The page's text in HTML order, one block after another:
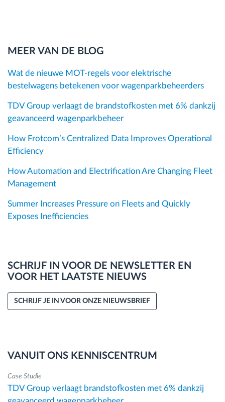
MEER VAN DE BLOG
Wat de nieuwe MOT-regels voor elektrische
bestelwagens betekenen voor wagenparkbeheerders
TDV Group verlaagt de brandstofkosten met 6% dankzij
geavanceerd wagenparkbeheer
How Frotcom’s Centralized Data Improves Operational
Efficiency
How Automation and Electrification Are Changing Fleet
Management
Summer Increases Pressure on Fleets and Quickly
Exposes Inefficiencies
SCHRIJF IN VOOR DE NEWSLETTER EN
VOOR HET LAATSTE NIEUWS
SCHRIJF JE IN VOOR ONZE NIEUWSBRIEF
VANUIT ONS KENNISCENTRUM
Case Studie
TDV Group verlaagt brandstofkosten met 6% dankzij